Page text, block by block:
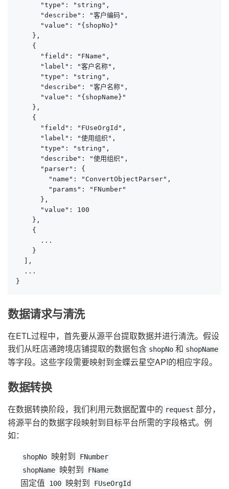
      "type": "string",
      "describe": "客户编码",
      "value": "{shopNo}"
    },
    {
      "field": "FName",
      "label": "客户名称",
      "type": "string",
      "describe": "客户名称",
      "value": "{shopName}"
    },
    {
      "field": "FUseOrgId",
      "label": "使用组织",
      "type": "string",
      "describe": "使用组织",
      "parser": {
        "name": "ConvertObjectParser",
        "params": "FNumber"
      },
      "value": 100
    },
    {
      ...
    }
  ],
  ...
}
数据请求与清洗
在ETL过程中，首先要从源平台提取数据并进行清洗。假设
我们从旺店通跨境店铺提取的数据包含 shopNo 和 shopName
等字段。这些字段需要映射到金蝶云星空API的相应字段。
数据转换
在数据转换阶段，我们利用元数据配置中的 request 部分，
将源平台的数据字段映射到目标平台所需的字段格式。例
如：
shopNo 映射到
FNumber
shopName 映射到 FName
固定值 100 映射到 FUseOrgId